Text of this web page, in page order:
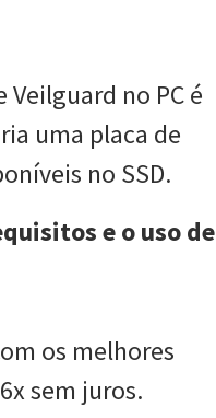
no PC é
uma placa de
no SSD.
e o uso de
os melhores
sem juros.